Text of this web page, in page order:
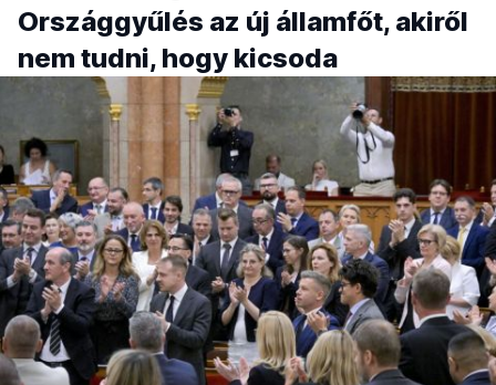
Országgyűlés az új államfőt, akiről
nem tudni, hogy kicsoda